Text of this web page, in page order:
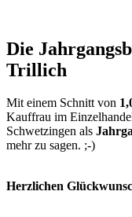
Die
Trillich
Mit einem Schnitt von
Kauffrau im
Schwetzingen als
mehr zu sagen. ;-)
Herzlichen